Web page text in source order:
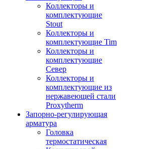
Коллекторы и
комплектующие
Stout
Коллекторы и
комплектующие Tim
Коллекторы и
комплектующие
Север
Коллекторы и
комплектующие из
нержавеющей стали
Proxytherm
Запорно-регулирующая
арматура
Головка
термостатическая